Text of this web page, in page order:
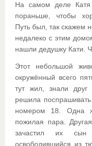
На самом деле Катя
пораньше, чтобы
Путь был, так скажем
недалеко с этим
нашли дедушку Кати.
Этот небольшой
окружённый всего
тут жил, знали друг
решила
номером 18. Одна
пожилая пара.
зачастил их сын
освободившийся из